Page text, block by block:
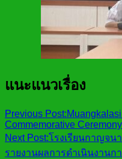
แนะแนวเรื่อง
Previous Post:
Commemorative
Next Post:โรงเรียนกาญจน
รายงานผลการดำเนินงาน